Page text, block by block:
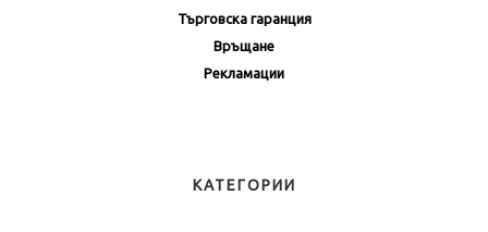
Търговска гаранция
Връщане
Рекламации
КАТЕГОРИИ